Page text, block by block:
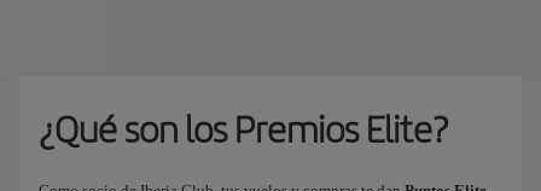
¿Qué son los Premios Elite?